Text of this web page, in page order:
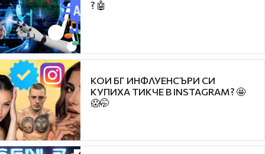
? 🤖
КОИ БГ ИНФЛУЕНСЪРИ СИ
КУПИХА ТИКЧЕ В INSTAGRAM? 🤩
😱🤭